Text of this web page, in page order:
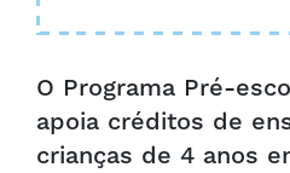
O Programa Pré-
apoia créditos de
crianças de 4 anos